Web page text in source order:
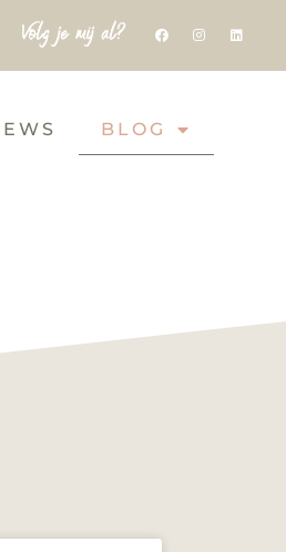
Volg je mij al?
BLOG